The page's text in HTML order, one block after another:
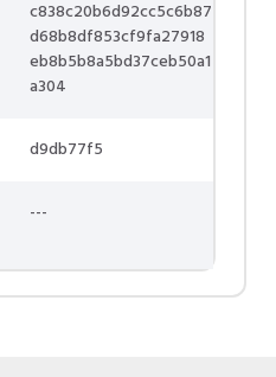
c838c20b6d92cc5c6b87
d68b8df853cf9fa27918
eb8b5b8a5bd37ceb50a1
a304
d9db77f5
---